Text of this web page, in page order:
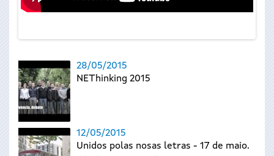
28/05/2015
NEThinking 2015
12/05/2015
Unidos polas nosas letras - 17 de maio.